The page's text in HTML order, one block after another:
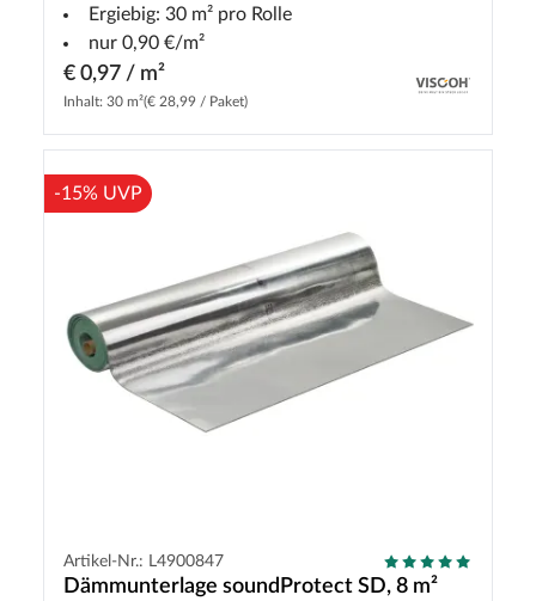
Ergiebig: 30 m² pro Rolle
nur 0,90 €/m²
€ 0,97 / m²
Inhalt: 30 m²(€ 28,99 / Paket)
-15% UVP
Artikel-Nr.: L4900847
Dämmunterlage soundProtect SD, 8 m²